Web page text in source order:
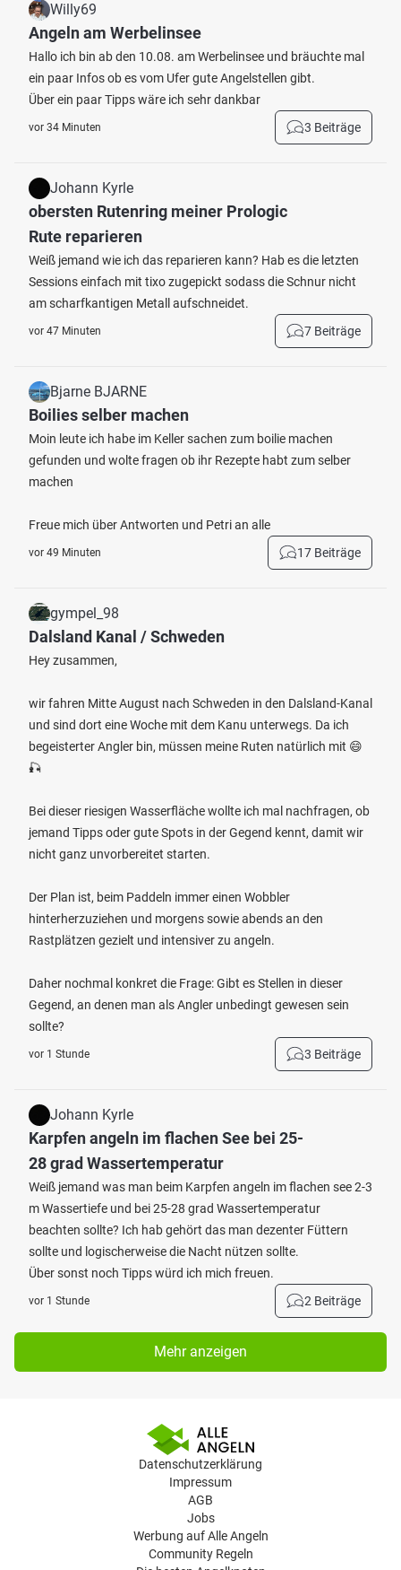
Willy69
Angeln am Werbelinsee
Hallo ich bin ab den 10.08. am Werbelinsee und bräuchte mal
ein paar Infos ob es vom Ufer gute Angelstellen gibt.
Über ein paar Tipps wäre ich sehr dankbar
vor 34 Minuten 3 Beiträge
Johann Kyrle
obersten Rutenring meiner Prologic
Rute reparieren
Weiß jemand wie ich das reparieren kann? Hab es die letzten
Sessions einfach mit tixo zugepickt sodass die Schnur nicht
am scharfkantigen Metall aufschneidet.
vor 47 Minuten 7 Beiträge
Bjarne BJARNE
Boilies selber machen
Moin leute ich habe im Keller sachen zum boilie machen
gefunden und wolte fragen ob ihr Rezepte habt zum selber
machen
Freue mich über Antworten und Petri an alle
vor 49 Minuten 17 Beiträge
gympel_98
Dalsland Kanal / Schweden
Hey zusammen,
wir fahren Mitte August nach Schweden in den Dalsland-Kanal
und sind dort eine Woche mit dem Kanu unterwegs. Da ich
begeisterter Angler bin, müssen meine Ruten natürlich mit 😄
🎣
Bei dieser riesigen Wasserfläche wollte ich mal nachfragen, ob
jemand Tipps oder gute Spots in der Gegend kennt, damit wir
nicht ganz unvorbereitet starten.
Der Plan ist, beim Paddeln immer einen Wobbler
hinterherzuziehen und morgens sowie abends an den
Rastplätzen gezielt und intensiver zu angeln.
Daher nochmal konkret die Frage: Gibt es Stellen in dieser
Gegend, an denen man als Angler unbedingt gewesen sein
sollte?
vor 1 Stunde 3 Beiträge
Johann Kyrle
Karpfen angeln im flachen See bei 25-
28 grad Wassertemperatur
Weiß jemand was man beim Karpfen angeln im flachen see 2-3
m Wassertiefe und bei 25-28 grad Wassertemperatur
beachten sollte? Ich hab gehört das man dezenter Füttern
sollte und logischerweise die Nacht nützen sollte.
Über sonst noch Tipps würd ich mich freuen.
vor 1 Stunde 2 Beiträge
Mehr anzeigen
Datenschutzerklärung
Impressum
AGB
Jobs
Werbung auf Alle Angeln
Community Regeln